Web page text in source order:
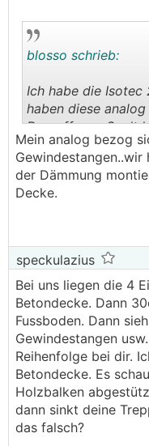
blosso schrieb:
Ich habe die
haben diese
Den offenen Spalt
Dämmwolle
Mein analog bezog
der Dämmung
Decke.
speckulazius
Bei uns liegen die 4
Betondecke. Dann
Fussboden. Dann
Gewindestangen
Reihenfolge bei dir.
Betondecke. Es
Holzbalken
dann sinkt deine
das falsch?